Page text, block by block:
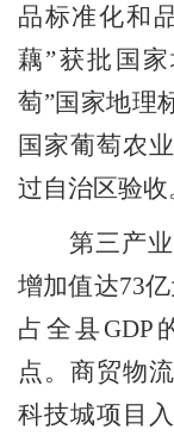
品标准化和
藕”获批国家
萄”国家地理
国家葡萄农
过自治区验收
第三产
增加值达73
占全县 GDP
点。商贸物
科技城项目